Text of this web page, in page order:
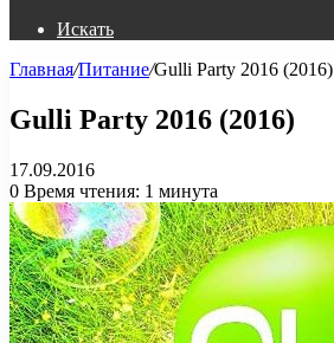
Искать
Главная/Питание/Gulli Party 2016 (2016)
Gulli Party 2016 (2016)
17.09.2016
0 Время чтения: 1 минута